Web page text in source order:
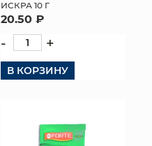
ИСКРА 10 Г
20.50 ₽
- +
В КОРЗИНУ